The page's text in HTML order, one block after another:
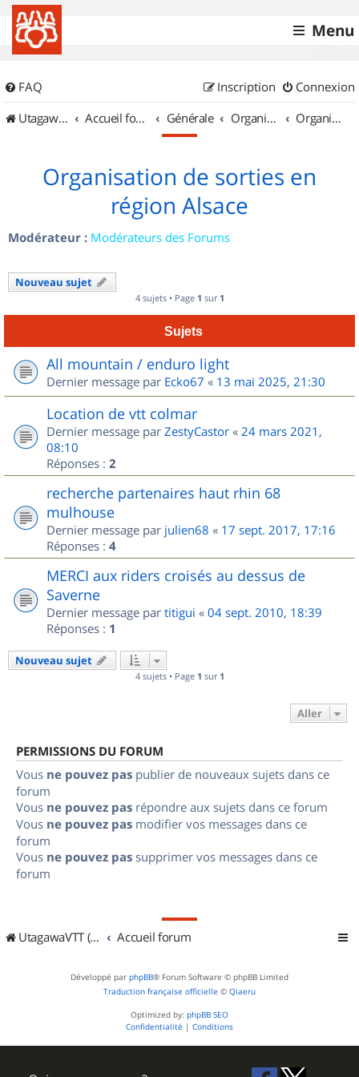
Menu
FAQ Connexion
Inscription
UtagawaVTT (Randos VTT et VTTAE avec traces GPS)
Accueil forum Générale Organisation de sorties & Recherche de partenaires Organisation de sorties en région Alsace
Organisation de sorties en
région Alsace
Modérateur : Modérateurs des Forums
Nouveau sujet
4 sujets • Page 1 sur 1
Sujets
All mountain / enduro light
Dernier message par Ecko67 « 13 mai 2025, 21:30
Location de vtt colmar
Dernier message par ZestyCastor « 24 mars 2021,
08:10
Réponses : 2
recherche partenaires haut rhin 68
mulhouse
Dernier message par julien68 « 17 sept. 2017, 17:16
Réponses : 4
MERCI aux riders croisés au dessus de
Saverne
Dernier message par titigui « 04 sept. 2010, 18:39
Réponses : 1
Nouveau sujet
4 sujets • Page 1 sur 1
Aller
PERMISSIONS DU FORUM
Vous ne pouvez pas publier de nouveaux sujets dans ce
forum
Vous ne pouvez pas répondre aux sujets dans ce forum
Vous ne pouvez pas modifier vos messages dans ce
forum
Vous ne pouvez pas supprimer vos messages dans ce
forum
UtagawaVTT (Randos VTT et VTTAE avec traces GPS) Accueil forum
Développé par phpBB® Forum Software © phpBB Limited
Traduction française officielle © Qiaeru
Optimized by: phpBB SEO
Confidentialité | Conditions